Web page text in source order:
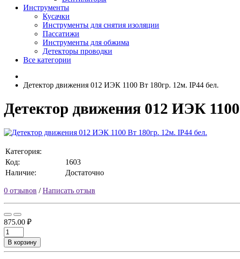
Инструменты
Кусачки
Инструменты для снятия изоляции
Пассатижи
Инструменты для обжима
Детекторы проводки
Все категории
Детектор движения 012 ИЭК 1100 Вт 180гр. 12м. IP44 бел.
Детектор движения 012 ИЭК
Категория:
Код:
1603
Наличие:
Достаточно
0 отзывов /Написать отзыв
875.00 ₽
В корзину